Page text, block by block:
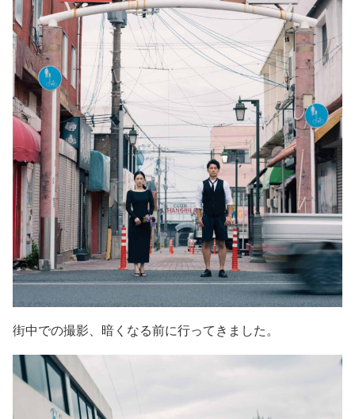
街中での撮影、暗くなる前に行ってきました。